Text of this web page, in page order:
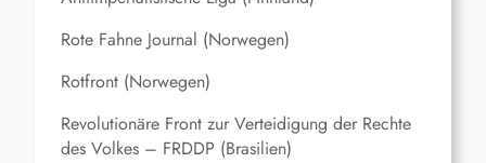
Rote Fahne Journal (Norwegen)
Rotfront (Norwegen)
Revolutionäre Front zur Verteidigung der Rechte
des Volkes – FRDDP (Brasilien)